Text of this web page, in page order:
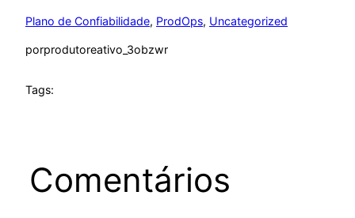
Plano de Confiabilidade, ProdOps, Uncategorized
porprodutoreativo_3obzwr
Tags:
Comentários